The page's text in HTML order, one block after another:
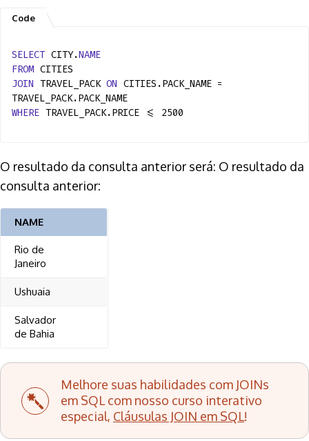
SELECT CITY.NAME
FROM CITIES
JOIN TRAVEL_PACK ON CITIES.PACK_NAME =
TRAVEL_PACK.PACK_NAME
WHERE TRAVEL_PACK.PRICE <= 2500
O resultado da consulta anterior será: O resultado da
consulta anterior:
NAME
Rio de
Janeiro
Ushuaia
Salvador
de Bahia
Melhore suas habilidades com JOINs
em SQL com nosso curso interativo
especial, Cláusulas JOIN em SQL!